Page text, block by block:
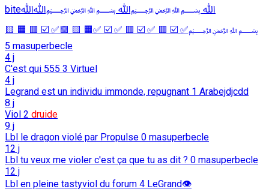
biteﷲ ﷽ﷲ ﷽ﷲﷲ
﷽✅ ☑️ 🟥 ✅ ☑️ 🟥 ✅ ☑️ ✅🟧 🟨 🟩✅ ☑️ 🟥 🟧 🟨
masuperbecle
4 j
C'est qui 555 3 Virtuel
4 j
Legrand est un individu immonde, repugnant 1 Arabejdjcdd
8 j
Viol 2 druide
9 j
Lbl le dragon violé par Propulse 0 masuperbecle
12 j
Lbl tu veux me violer c'est ça que tu as dit ? 0 masuperbecle
12 j
Lbl en pleine tastyviol du forum 4 LeGrand👁️